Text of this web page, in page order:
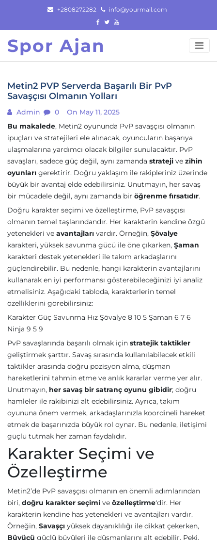
content
+2808272282 info@yourmail.com
Spor Ajan
Metin2 PVP Serverda Başarılı Bir PvP
Savaşçısı Olmanın Yolları
Admin 0
On May 11, 2025
Bu makalede, Metin2 oyununda PvP savaşçısı olmanın
ipuçları ve stratejileri ele alınacak, oyuncuların başarıya
ulaşmalarına yardımcı olacak bilgiler sunulacaktır. PvP
savaşları, sadece güç değil, aynı zamanda strateji ve zihin
oyunları gerektirir. Doğru yaklaşım ile rakipleriniz üzerinde
büyük bir avantaj elde edebilirsiniz. Unutmayın, her savaş
bir mücadele değil, aynı zamanda bir öğrenme fırsatıdır.
Doğru karakter seçimi ve özelleştirme, PvP savaşçısı
olmanın temel taşlarındandır. Her karakterin kendine özgü
yetenekleri ve avantajları vardır. Örneğin, Şövalye
karakteri, yüksek savunma gücü ile öne çıkarken, Şaman
karakteri destek yetenekleri ile takım arkadaşlarını
güçlendirebilir. Bu nedenle, hangi karakterin avantajlarını
kullanarak en iyi performansı gösterebileceğinizi iyi analiz
etmelisiniz. Aşağıdaki tabloda, karakterlerin temel
özelliklerini görebilirsiniz:
Karakter Güç Savunma Hız Şövalye 8 10 5 Şaman 6 7 6
Ninja 9 5 9
PvP savaşlarında başarılı olmak için stratejik taktikler
geliştirmek şarttır. Savaş sırasında kullanılabilecek etkili
taktikler arasında doğru pozisyon alma, düşman
hareketlerini tahmin etme ve anlık kararlar verme yer alır.
Unutmayın, her savaş bir satranç oyunu gibidir; doğru
hamleler ile rakibinizi alt edebilirsiniz. Ayrıca, takım
oyununa önem vermek, arkadaşlarınızla koordineli hareket
etmek de başarınızda büyük rol oynar. Bu nedenle, iletişimi
güçlü tutmak her zaman faydalıdır.
Karakter Seçimi ve
Özelleştirme
Metin2’de PvP savaşçısı olmanın en önemli adımlarından
biri, doğru karakter seçimi ve özelleştirme‘dir. Her
karakterin kendine has yetenekleri ve avantajları vardır.
Örneğin, Savaşçı yüksek dayanıklılığı ile dikkat çekerken,
Büyücü güçlü büyüleri ile düşmanlarını alt edebilir. Peki,